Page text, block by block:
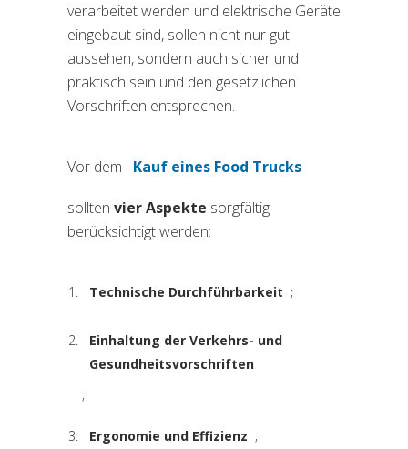
verarbeitet werden und elektrische Geräte
eingebaut sind, sollen nicht nur gut
aussehen, sondern auch sicher und
praktisch sein und den gesetzlichen
Vorschriften entsprechen.
Vor dem Kauf eines Food Trucks
(si apre in una nuova
sollten vier Aspekte sorgfältig
berücksichtigt werden:
Technische Durchführbarkeit ;
Einhaltung der Verkehrs- und
Gesundheitsvorschriften
;
Ergonomie und Effizienz ;